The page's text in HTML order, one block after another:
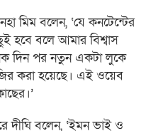
মিম বলেন, ‘যে কনটেন্টের
হবে বলে আমার বিশ্বাস
দিন পর নতুন একটা লুকে
করা হয়েছে। এই ওয়েব
দীঘি বলেন, ‘ইমন ভাই ও